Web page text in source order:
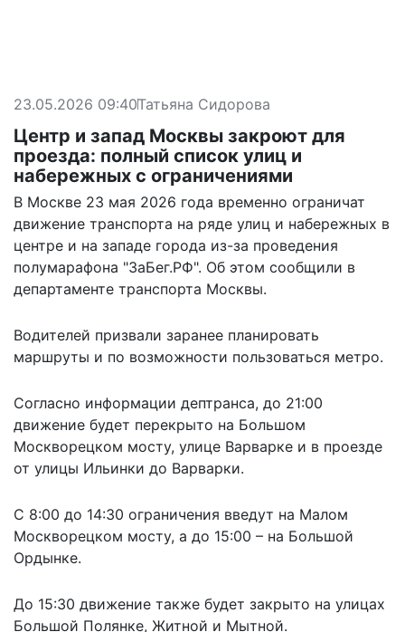
23.05.2026 09:40Татьяна Сидорова
Центр и запад Москвы закроют для
проезда: полный список улиц и
набережных с ограничениями
В Москве 23 мая 2026 года временно ограничат
движение транспорта на ряде улиц и набережных в
центре и на западе города из-за проведения
полумарафона "ЗаБег.РФ". Об этом сообщили в
департаменте транспорта Москвы.
Водителей призвали заранее планировать
маршруты и по возможности пользоваться метро.
Согласно информации дептранса, до 21:00
движение будет перекрыто на Большом
Москворецком мосту, улице Варварке и в проезде
от улицы Ильинки до Варварки.
С 8:00 до 14:30 ограничения введут на Малом
Москворецком мосту, а до 15:00 – на Большой
Ордынке.
До 15:30 движение также будет закрыто на улицах
Большой Полянке, Житной и Мытной.